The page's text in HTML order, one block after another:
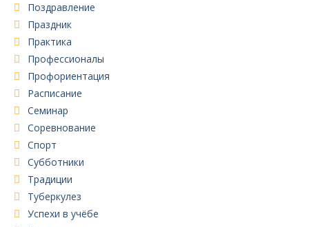
Поздравление
Праздник
Практика
Профессионалы
Профориентация
Расписание
Семинар
Соревнование
Спорт
Субботники
Традиции
Туберкулез
Успехи в учёбе